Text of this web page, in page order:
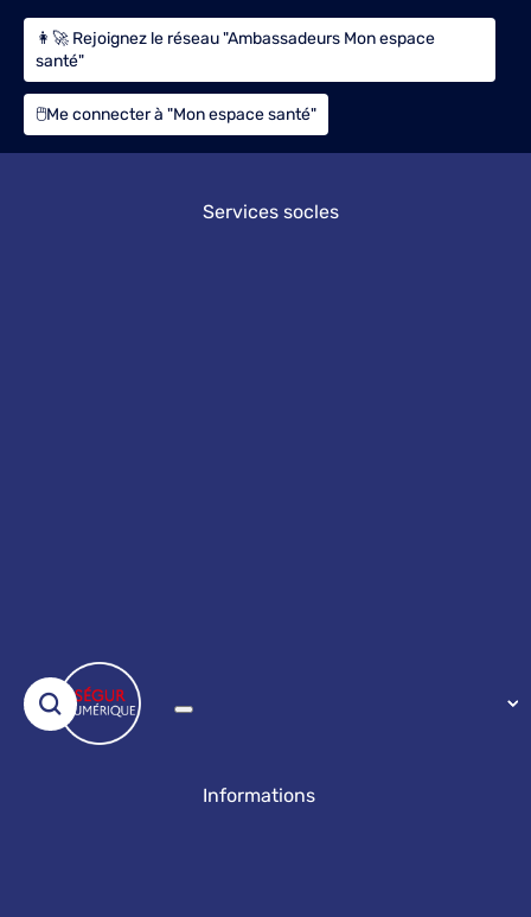
👩‍🚀 Rejoignez le réseau "Ambassadeurs Mon espace
santé"
🖱️Me connecter à "Mon espace santé"
Services socles
Informations